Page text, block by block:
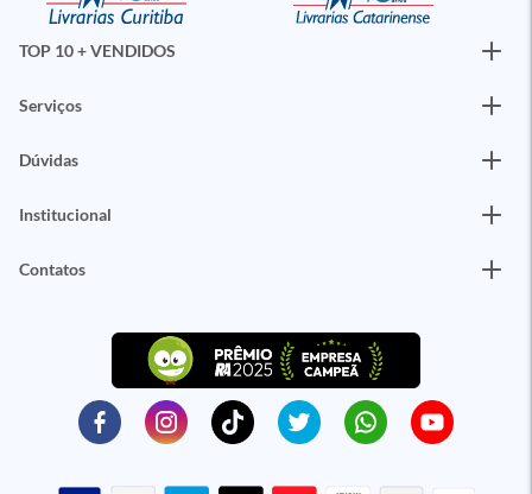
TOP 10 + VENDIDOS
Serviços
Dúvidas
Institucional
Contatos